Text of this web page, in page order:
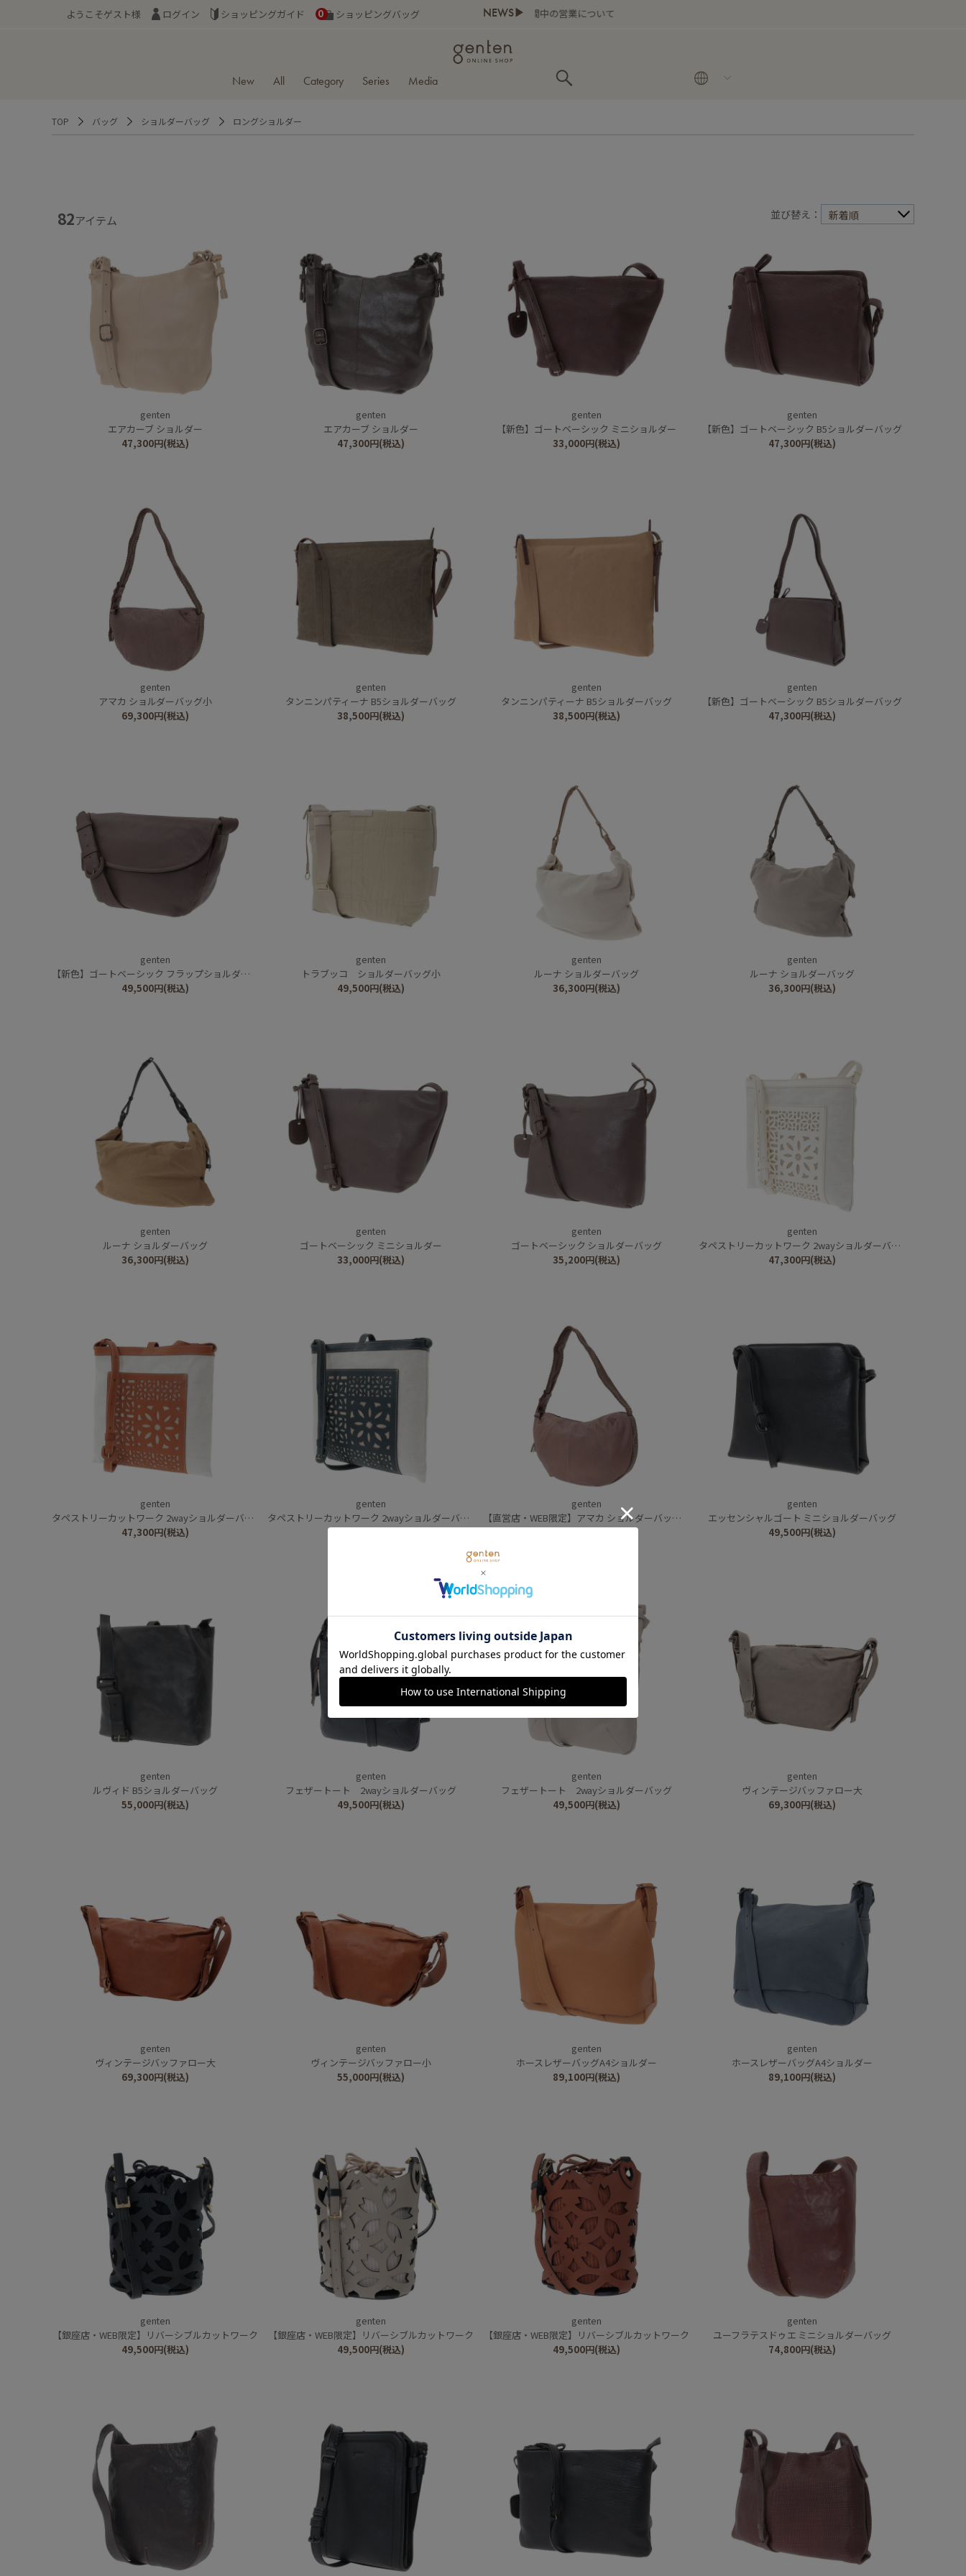
ようこそゲスト様 ログイン ショッピングガイド ショッピングバッグ
0 NEWS▶
New All Category Series Media
TOP バッグ ショルダーバッグ ロングショルダー
82アイテム 並び替え： 新着順
genten
エアカーブ ショルダー
47,300円(税込)
genten
エアカーブ ショルダー
47,300円(税込)
genten
【新色】ゴートベーシック ミニショルダー
33,000円(税込)
genten
【新色】ゴートベーシック B5ショルダーバッグ
47,300円(税込)
genten
アマカ ショルダーバッグ小
69,300円(税込)
genten
タンニンパティーナ B5ショルダーバッグ
38,500円(税込)
genten
タンニンパティーナ B5ショルダーバッグ
38,500円(税込)
genten
【新色】ゴートベーシック B5ショルダーバッグ
47,300円(税込)
genten
【新色】ゴートベーシック フラップショルダーバッグ
49,500円(税込)
genten
トラブッコ ショルダーバッグ小
49,500円(税込)
genten
ルーナ ショルダーバッグ
36,300円(税込)
genten
ルーナ ショルダーバッグ
36,300円(税込)
genten
ルーナ ショルダーバッグ
36,300円(税込)
genten
ゴートベーシック ミニショルダー
33,000円(税込)
genten
ゴートベーシック ショルダーバッグ
35,200円(税込)
genten
タペストリーカットワーク 2wayショルダーバッグ
47,300円(税込)
genten
タペストリーカットワーク 2wayショルダーバッグ
47,300円(税込)
genten
タペストリーカットワーク 2wayショルダーバッグ
genten
【直営店・WEB限定】アマカ ショルダーバッグ大
genten
エッセンシャルゴート ミニショルダーバッグ
49,500円(税込)
genten
ルヴィド B5ショルダーバッグ
55,000円(税込)
genten
フェザートート 2wayショルダーバッグ
49,500円(税込)
genten
フェザートート 2wayショルダーバッグ
49,500円(税込)
genten
ヴィンテージバッファロー大
69,300円(税込)
genten
ヴィンテージバッファロー大
69,300円(税込)
genten
ヴィンテージバッファロー小
55,000円(税込)
genten
ホースレザーバッグA4ショルダー
89,100円(税込)
genten
ホースレザーバッグA4ショルダー
89,100円(税込)
genten
【銀座店・WEB限定】リバーシブルカットワーク
49,500円(税込)
genten
【銀座店・WEB限定】リバーシブルカットワーク
49,500円(税込)
genten
【銀座店・WEB限定】リバーシブルカットワーク
49,500円(税込)
genten
ユーフラテスドゥエ ミニショルダーバッグ
74,800円(税込)